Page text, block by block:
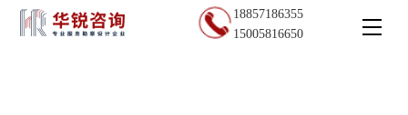
18857186355
15005816650